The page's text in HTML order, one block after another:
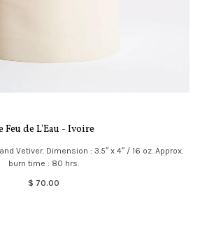
Feu de L'Eau - Ivoire
Vetiver. Dimension : 3.5″ x 4″ / 16 oz. Approx.
burn time : 80 hrs.
$ 70.00